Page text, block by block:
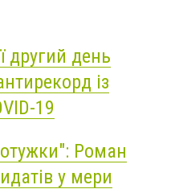
другий день
із
19
Роман
у мери